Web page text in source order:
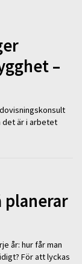
–
det är i arbetet
planerar
år: hur får man
För att lyckas